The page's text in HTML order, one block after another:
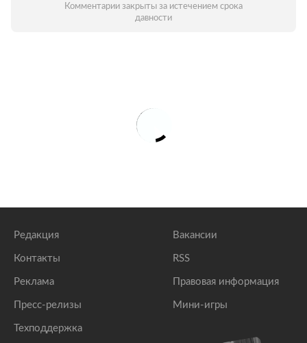
Комментарии закрыты за истечением срока
давности
Редакция
Контакты
Реклама
Пресс-релизы
Техподдержка
Вакансии
RSS
Правовая информация
Мини-игры